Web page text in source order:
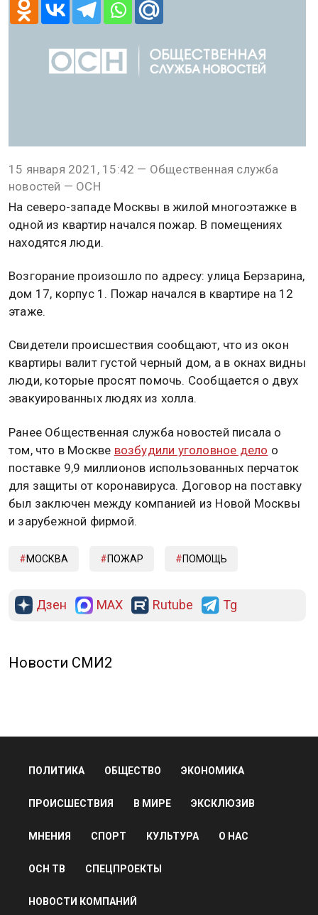
15 января 2021, 15:42 — Общественная служба
новостей — ОСН
На северо-западе Москвы в жилой многоэтажке в
одной из квартир начался пожар. В помещениях
находятся люди.
Возгорание произошло по адресу: улица Берзарина,
дом 17, корпус 1. Пожар начался в квартире на 12
этаже.
Свидетели происшествия сообщают, что из окон
квартиры валит густой черный дом, а в окнах видны
люди, которые просят помочь. Сообщается о двух
эвакуированных людях из холла.
Ранее Общественная служба новостей писала о
том, что в Москве возбудили уголовное дело о
поставке 9,9 миллионов использованных перчаток
для защиты от коронавируса. Договор на поставку
был заключен между компанией из Новой Москвы
и зарубежной фирмой.
МОСКВА ПОЖАР ПОМОЩЬ
Дзен MAX Rutube Tg
Новости СМИ2
ПОЛИТИКА ОБЩЕСТВО ЭКОНОМИКА
ПРОИСШЕСТВИЯ В МИРЕ ЭКСКЛЮЗИВ
МНЕНИЯ СПОРТ КУЛЬТУРА О НАС
ОСН ТВ СПЕЦПРОЕКТЫ
НОВОСТИ КОМПАНИЙ